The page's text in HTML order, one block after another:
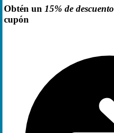
Obtén un 15% de descuento
cupón